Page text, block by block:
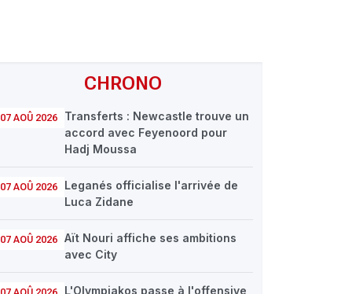
CHRONO
07 AOÛ 2026
Transferts : Newcastle trouve un
accord avec Feyenoord pour
Hadj Moussa
07 AOÛ 2026
Leganés officialise l'arrivée de
Luca Zidane
07 AOÛ 2026
Aït Nouri affiche ses ambitions
avec City
L'Olympiakos passe à l'offensive